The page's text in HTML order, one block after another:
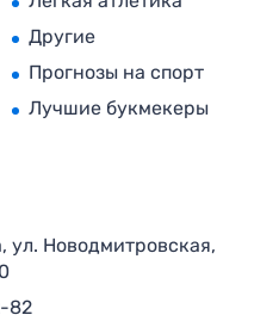
Другие
Прогнозы на спорт
Лучшие букмекеры
ул. Новодмитровская,
82